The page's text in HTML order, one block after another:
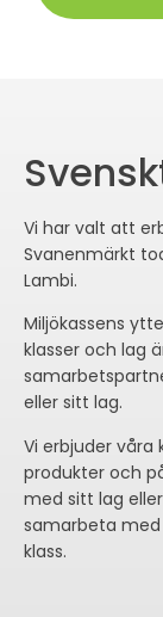
Vi har valt att
Svanenmärkt
Lambi.
Miljökassens
klasser och lag
eller sitt lag.
Vi erbjuder våra
produkter och
med sitt lag
samarbeta med
klass.